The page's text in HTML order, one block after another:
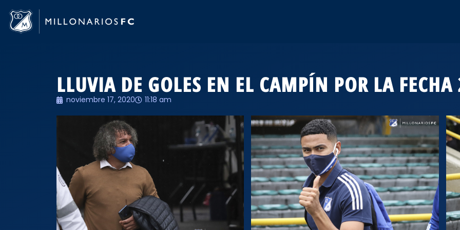
LLUVIA DE GOLES EN EL CAMPÍN POR LA FECHA
noviembre 17, 2020 11:18 am